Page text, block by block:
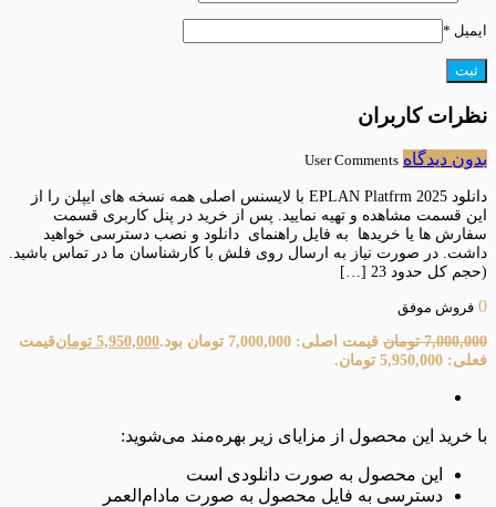
ایمیل *
نظرات کاربران
بدون دیدگاه User Comments
دانلود EPLAN Platfrm 2025 با لایسنس اصلی همه نسخه های ایپلن را از
این قسمت مشاهده و تهیه نمایید. پس از خرید در پنل کاربری قسمت
سفارش ها یا خریدها به فایل راهنمای دانلود و نصب دسترسی خواهید
داشت. در صورت نیاز به ارسال روی فلش با کارشناسان ما در تماس باشید.
(حجم کل حدود 23 […]
0 فروش موفق
7,000,000 تومان قیمت اصلی: 7,000,000 تومان بود. 5,950,000 تومانقیمت
فعلی: 5,950,000 تومان.
با خرید این محصول از مزایای زیر بهره‌مند می‌شوید:
این محصول به صورت دانلودی است
دسترسی به فایل محصول به صورت مادام‌العمر